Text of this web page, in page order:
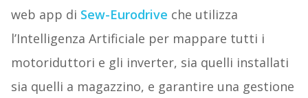
web app di Sew-Eurodrive che utilizza
l’Intelligenza Artificiale per mappare tutti i
motoriduttori e gli inverter, sia quelli installati
sia quelli a magazzino, e garantire una gestione